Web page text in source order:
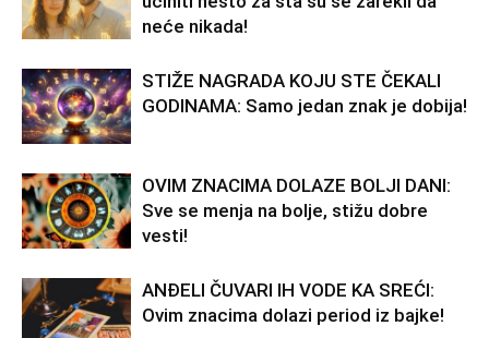
neće nikada!
STIŽE NAGRADA KOJU STE ČEKALI
GODINAMA: Samo jedan znak je dobija!
OVIM ZNACIMA DOLAZE BOLJI DANI:
Sve se menja na bolje, stižu dobre
vesti!
ANĐELI ČUVARI IH VODE KA SREĆI:
Ovim znacima dolazi period iz bajke!